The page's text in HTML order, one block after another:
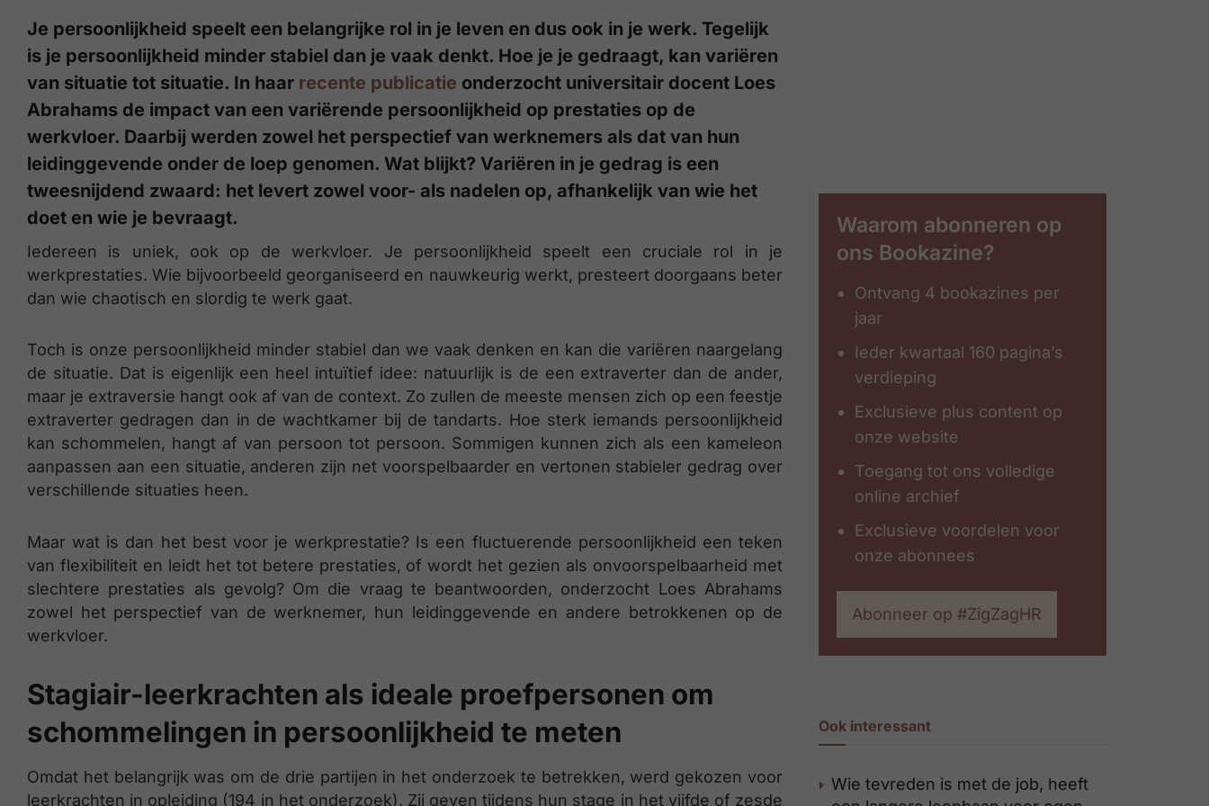
Je persoonlijkheid speelt een belangrijke rol in je leven en dus ook in je werk. Tegelijk
is je persoonlijkheid minder stabiel dan je vaak denkt. Hoe je je gedraagt, kan variëren
van situatie tot situatie. In haar recente publicatie onderzocht universitair docent Loes
Abrahams de impact van een variërende persoonlijkheid op prestaties op de
werkvloer. Daarbij werden zowel het perspectief van werknemers als dat van hun
leidinggevende onder de loep genomen. Wat blijkt? Variëren in je gedrag is een
tweesnijdend zwaard: het levert zowel voor- als nadelen op, afhankelijk van wie het
doet en wie je bevraagt.
Iedereen is uniek, ook op de werkvloer. Je persoonlijkheid speelt een cruciale rol in je
werkprestaties. Wie bijvoorbeeld georganiseerd en nauwkeurig werkt, presteert doorgaans beter
dan wie chaotisch en slordig te werk gaat.
Toch is onze persoonlijkheid minder stabiel dan we vaak denken en kan die variëren naargelang
de situatie. Dat is eigenlijk een heel intuïtief idee: natuurlijk is de een extraverter dan de ander,
maar je extraversie hangt ook af van de context. Zo zullen de meeste mensen zich op een feestje
extraverter gedragen dan in de wachtkamer bij de tandarts. Hoe sterk iemands persoonlijkheid
kan schommelen, hangt af van persoon tot persoon. Sommigen kunnen zich als een kameleon
aanpassen aan een situatie, anderen zijn net voorspelbaarder en vertonen stabieler gedrag over
verschillende situaties heen.
Maar wat is dan het best voor je werkprestatie? Is een fluctuerende persoonlijkheid een teken
van flexibiliteit en leidt het tot betere prestaties, of wordt het gezien als onvoorspelbaarheid met
slechtere prestaties als gevolg? Om die vraag te beantwoorden, onderzocht Loes Abrahams
zowel het perspectief van de werknemer, hun leidinggevende en andere betrokkenen op de
werkvloer.
Stagiair-leerkrachten als ideale proefpersonen om
schommelingen in persoonlijkheid te meten
Omdat het belangrijk was om de drie partijen in het onderzoek te betrekken, werd gekozen voor
leerkrachten in opleiding (194 in het onderzoek). Zij geven tijdens hun stage in het vijfde of zesde
Waarom abonneren op
ons Bookazine?
Ontvang 4 bookazines per
jaar
Ieder kwartaal 160 pagina’s
verdieping
Exclusieve plus content op
onze website
Toegang tot ons volledige
online archief
Exclusieve voordelen voor
onze abonnees
Abonneer op #ZigZagHR
Ook interessant
Wie tevreden is met de job, heeft